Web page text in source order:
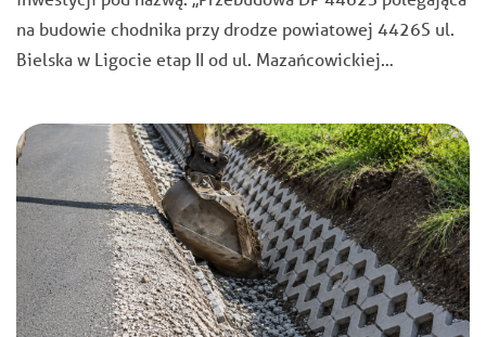
na budowie chodnika przy drodze powiatowej 4426S ul.
Bielska w Ligocie etap II od ul. Mazańcowickiej…